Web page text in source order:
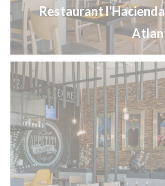
Restaurant